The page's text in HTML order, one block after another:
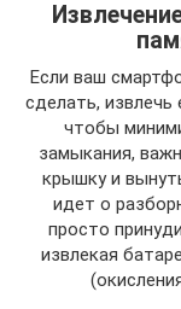
Если ваш
сделать, извлечь
чтобы
замыкания,
крышку и
идет о
просто
извлекая